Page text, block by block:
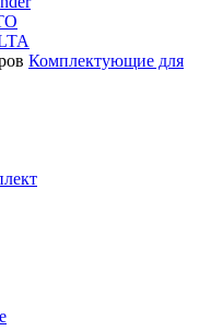
Комплектующие для